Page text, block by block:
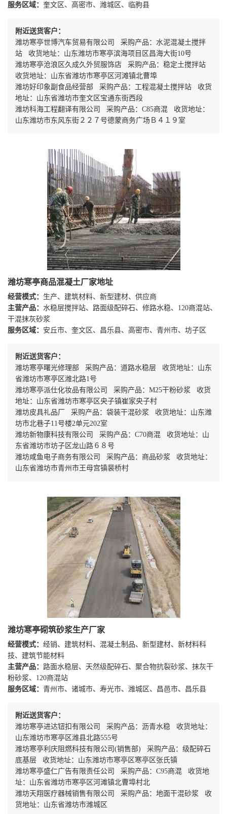
服务区域： 奎文区、高密市、潍城区、临朐县
附近送货客户：
潍坊寒亭世博汽车贸易有限公司 采购产品：水泥混凝土搅拌
站 收货地址：山东潍坊市寒亭滨海项目区昌海大街10号
潍坊寒亭沧浪区久成久外贸服饰店 采购产品：稳定土搅拌站
收货地址：山东省潍坊市寒亭区河滩镇北曹埠
潍坊好印象副食品经营部 采购产品：工程混凝土搅拌站 收货
地址：山东省潍坊市奎文区宝通东街西段
潍坊科海工程翻译有限公司 采购产品：C85商混 收货地址：
山东潍坊市东风东街２２７号德蒙商务广场Ｂ４１９室
潍坊寒亭商品混凝土厂家地址
经营模式： 生产、建筑材料、新型建材、供应商
主营产品： 水稳层搅拌站、路面级配碎石、修路水稳、120商混站、
干混抹灰砂浆
服务区域： 安丘市、奎文区、昌乐县、高密市、青州市、坊子区
附近送货客户：
潍坊寒亭曙光修理部 采购产品：道路水稳层 收货地址：山东
省潍坊市寒亭区潍北路1号
潍坊寒亭派仕化妆品有限公司 采购产品：M25干粉砂浆 收货
地址：山东省潍坊市寒亭区央子镇崔家央子村
潍坊皮具礼品厂 采购产品：袋装干混砂浆 收货地址：山东潍
坊市北巷子11号楼2单元202室
潍坊新物康科技有限公司 采购产品：C70商混 收货地址：山
东省潍坊市坊子区龙山路６８号
潍坊咸鱼电子商务有限公司 采购产品：商品砂浆 收货地址：
山东省潍坊市青州市王母宫镇裴桥村
潍坊寒亭砌筑砂浆生产厂家
经营模式： 经销、建筑材料、混凝土制品、新型建材、新材料科
技、建筑节能材料
主营产品： 路面水稳层、天然级配碎石、聚合物抗裂砂浆、抹灰干
粉砂浆、120商混站
服务区域： 青州市、诸城市、寿光市、潍城区、昌邑市、昌乐县
附近送货客户：
潍坊寒亭进达钮扣有限公司 采购产品：沥青水稳 收货地址：
山东潍坊市寒亭区潍县北路555号
潍坊寒亭利庆阻燃科技有限公司(销售部) 采购产品：级配碎石
底基层 收货地址：山东潍坊市寒亭区寒亭区张氏镇
潍坊寒亭盛仁广告有限责任公司 采购产品：C95商混 收货地
址：山东省潍坊市寒亭区河滩镇北曹埠村北
潍坊天翔医疗器械销售有限公司 采购产品：地面干混砂浆 收
货地址：山东省潍坊市潍城区